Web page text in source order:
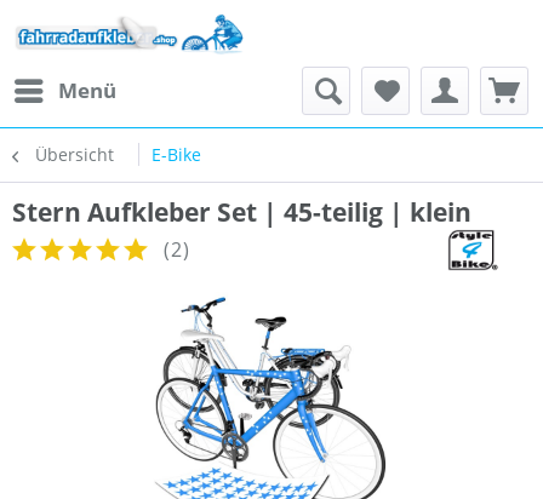
Menü
Übersicht E-Bike
Stern Aufkleber Set | 45-teilig | klein
(2)